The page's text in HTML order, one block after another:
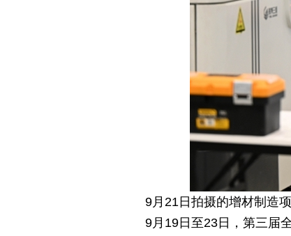
9月21日拍摄的增材制造
9月19日至23日，第三届